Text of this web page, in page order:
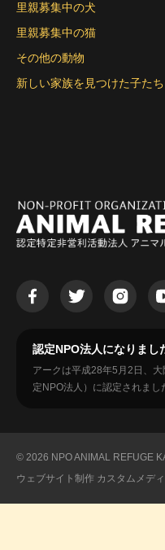
里親募集中の犬
里親募集中の猫
その他の動物
新しい家族を見つけた子たち
認定NPO法人になりまし
アークは平成28年5月2日、
定NPO法人）に認定されまし
© 2026 NPO ANIMAL REFUGE
ウェブサイト制作 カスタムメデ